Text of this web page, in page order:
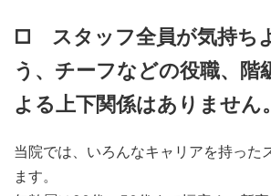
□ スタッフ全員が気持ち
う、チーフなどの役職、階
よる上下関係はありません。
当院では、いろんなキャリアを持った
ます。